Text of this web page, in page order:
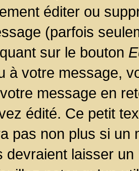
éditer ou
(parfois
sur le bouton
à votre message,
message en
édité. Ce petit
pas non plus si un
devraient laisser